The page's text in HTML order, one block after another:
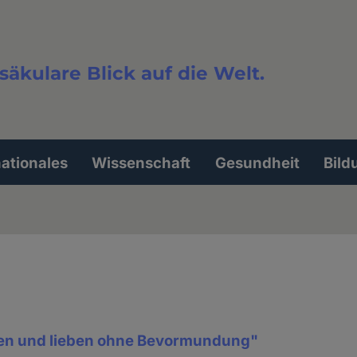
Blick auf die Welt.
Wissenschaft Gesundheit
und lieben ohne Bevormundung"